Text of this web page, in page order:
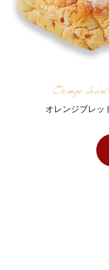
Orange bread
オレンジブレッ